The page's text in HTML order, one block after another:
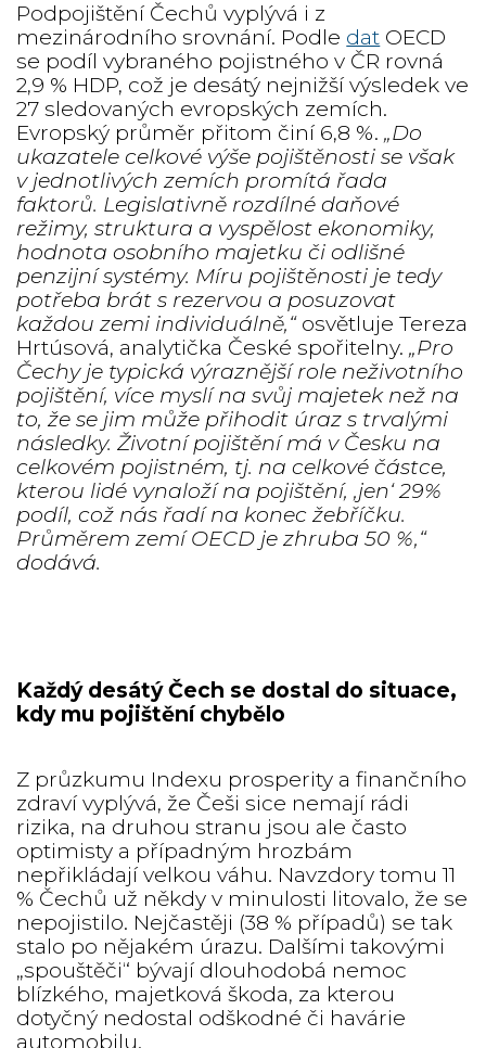
Podpojištění Čechů vyplývá i z
mezinárodního srovnání. Podle dat OECD
se podíl vybraného pojistného v ČR rovná
2,9 % HDP, což je desátý nejnižší výsledek ve
27 sledovaných evropských zemích.
Evropský průměr přitom činí 6,8 %.„Do
ukazatele celkové výše pojištěnosti se však
v jednotlivých zemích promítá řada
faktorů. Legislativně rozdílné daňové
režimy, struktura a vyspělost ekonomiky,
hodnota osobního majetku či odlišné
penzijní systémy. Míru pojištěnosti je tedy
potřeba brát s rezervou a posuzovat
každou zemi individuálně,“ osvětluje Tereza
Hrtúsová, analytička České spořitelny. „Pro
Čechy je typická výraznější role neživotního
pojištění, více myslí na svůj majetek než na
to, že se jim může přihodit úraz s trvalými
následky. Životní pojištění má v Česku na
celkovém pojistném, tj. na celkové částce,
kterou lidé vynaloží na pojištění, ‚jen‘ 29%
podíl, což nás řadí na konec žebříčku.
Průměrem zemí OECD je zhruba 50 %,“
dodává.
Každý desátý Čech se dostal do situace,
kdy mu pojištění chybělo
Z průzkumu Indexu prosperity a finančního
zdraví vyplývá, že Češi sice nemají rádi
rizika, na druhou stranu jsou ale často
optimisty a případným hrozbám
nepřikládají velkou váhu. Navzdory tomu 11
% Čechů už někdy v minulosti litovalo, že se
nepojistilo. Nejčastěji (38 % případů) se tak
stalo po nějakém úrazu. Dalšími takovými
„spouštěči“ bývají dlouhodobá nemoc
blízkého, majetková škoda, za kterou
dotyčný nedostal odškodné či havárie
automobilu.